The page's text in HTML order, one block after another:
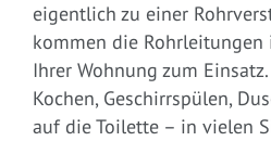
eigentlich zu einer
kommen die
Ihrer Wohnung zum
Kochen, Geschirrspülen,
auf die Toilette – in vielen